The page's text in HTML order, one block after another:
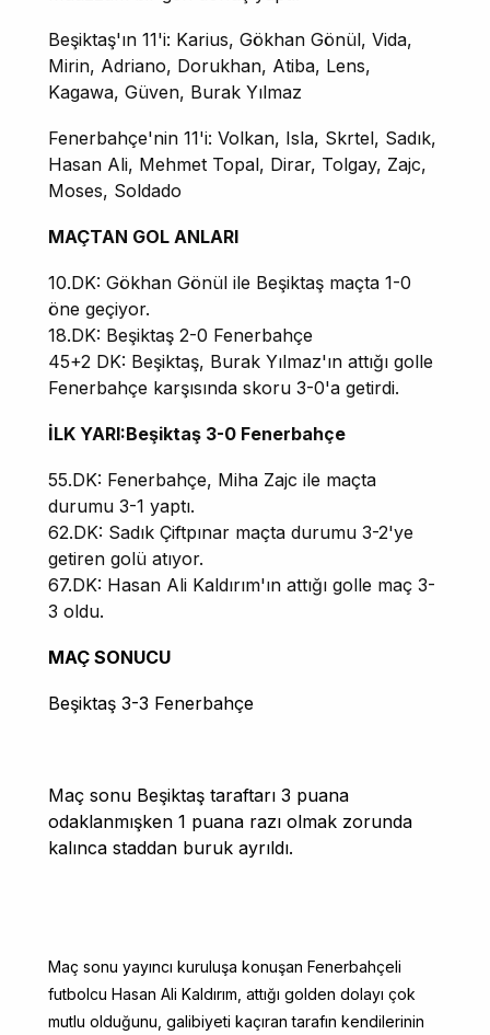
Beşiktaş'ın 11'i: Karius, Gökhan Gönül, Vida,
Mirin, Adriano, Dorukhan, Atiba, Lens,
Kagawa, Güven, Burak Yılmaz
Fenerbahçe'nin 11'i: Volkan, Isla, Skrtel, Sadık,
Hasan Ali, Mehmet Topal, Dirar, Tolgay, Zajc,
Moses, Soldado
MAÇTAN GOL ANLARI
10.DK: Gökhan Gönül ile Beşiktaş maçta 1-0
öne geçiyor.
18.DK: Beşiktaş 2-0 Fenerbahçe
45+2 DK: Beşiktaş, Burak Yılmaz'ın attığı golle
Fenerbahçe karşısında skoru 3-0'a getirdi.
İLK YARI:Beşiktaş 3-0 Fenerbahçe
55.DK: Fenerbahçe, Miha Zajc ile maçta
durumu 3-1 yaptı.
62.DK: Sadık Çiftpınar maçta durumu 3-2'ye
getiren golü atıyor.
67.DK: Hasan Ali Kaldırım'ın attığı golle maç 3-
3 oldu.
MAÇ SONUCU
Beşiktaş 3-3 Fenerbahçe
Maç sonu Beşiktaş taraftarı 3 puana
odaklanmışken 1 puana razı olmak zorunda
kalınca staddan buruk ayrıldı.
Maç sonu yayıncı kuruluşa konuşan Fenerbahçeli
futbolcu Hasan Ali Kaldırım, attığı golden dolayı çok
mutlu olduğunu, galibiyeti kaçıran tarafın kendilerinin